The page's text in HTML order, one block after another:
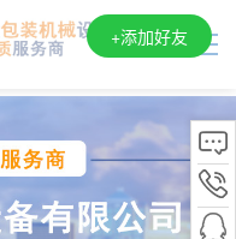
+添加好友